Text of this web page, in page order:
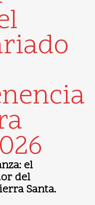
el
del
Santa.